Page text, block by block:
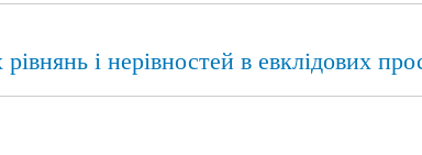
і нерівностей в евклідових